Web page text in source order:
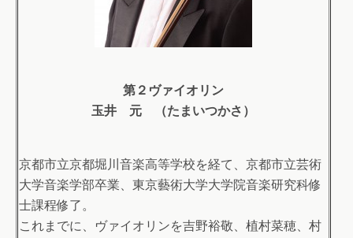
第２ヴァイオリン
玉井 元 （たまいつかさ）
京都市立京都堀川音楽高等学校を経て、京都市立芸術
大学音楽学部卒業、東京藝術大学大学院音楽研究科修
士課程修了。
これまでに、ヴァイオリンを吉野裕敬、植村菜穂、村